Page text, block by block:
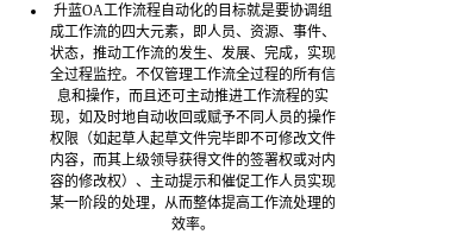
升蓝OA工作流程自动化的目标就是要协调组
成工作流的四大元素，即人员、资源、事件、
状态，推动工作流的发生、发展、完成，实现
全过程监控。不仅管理工作流全过程的所有信
息和操作，而且还可主动推进工作流程的实
现，如及时地自动收回或赋予不同人员的操作
权限（如起草人起草文件完毕即不可修改文件
内容，而其上级领导获得文件的签署权或对内
容的修改权）、主动提示和催促工作人员实现
某一阶段的处理，从而整体提高工作流处理的
效率。